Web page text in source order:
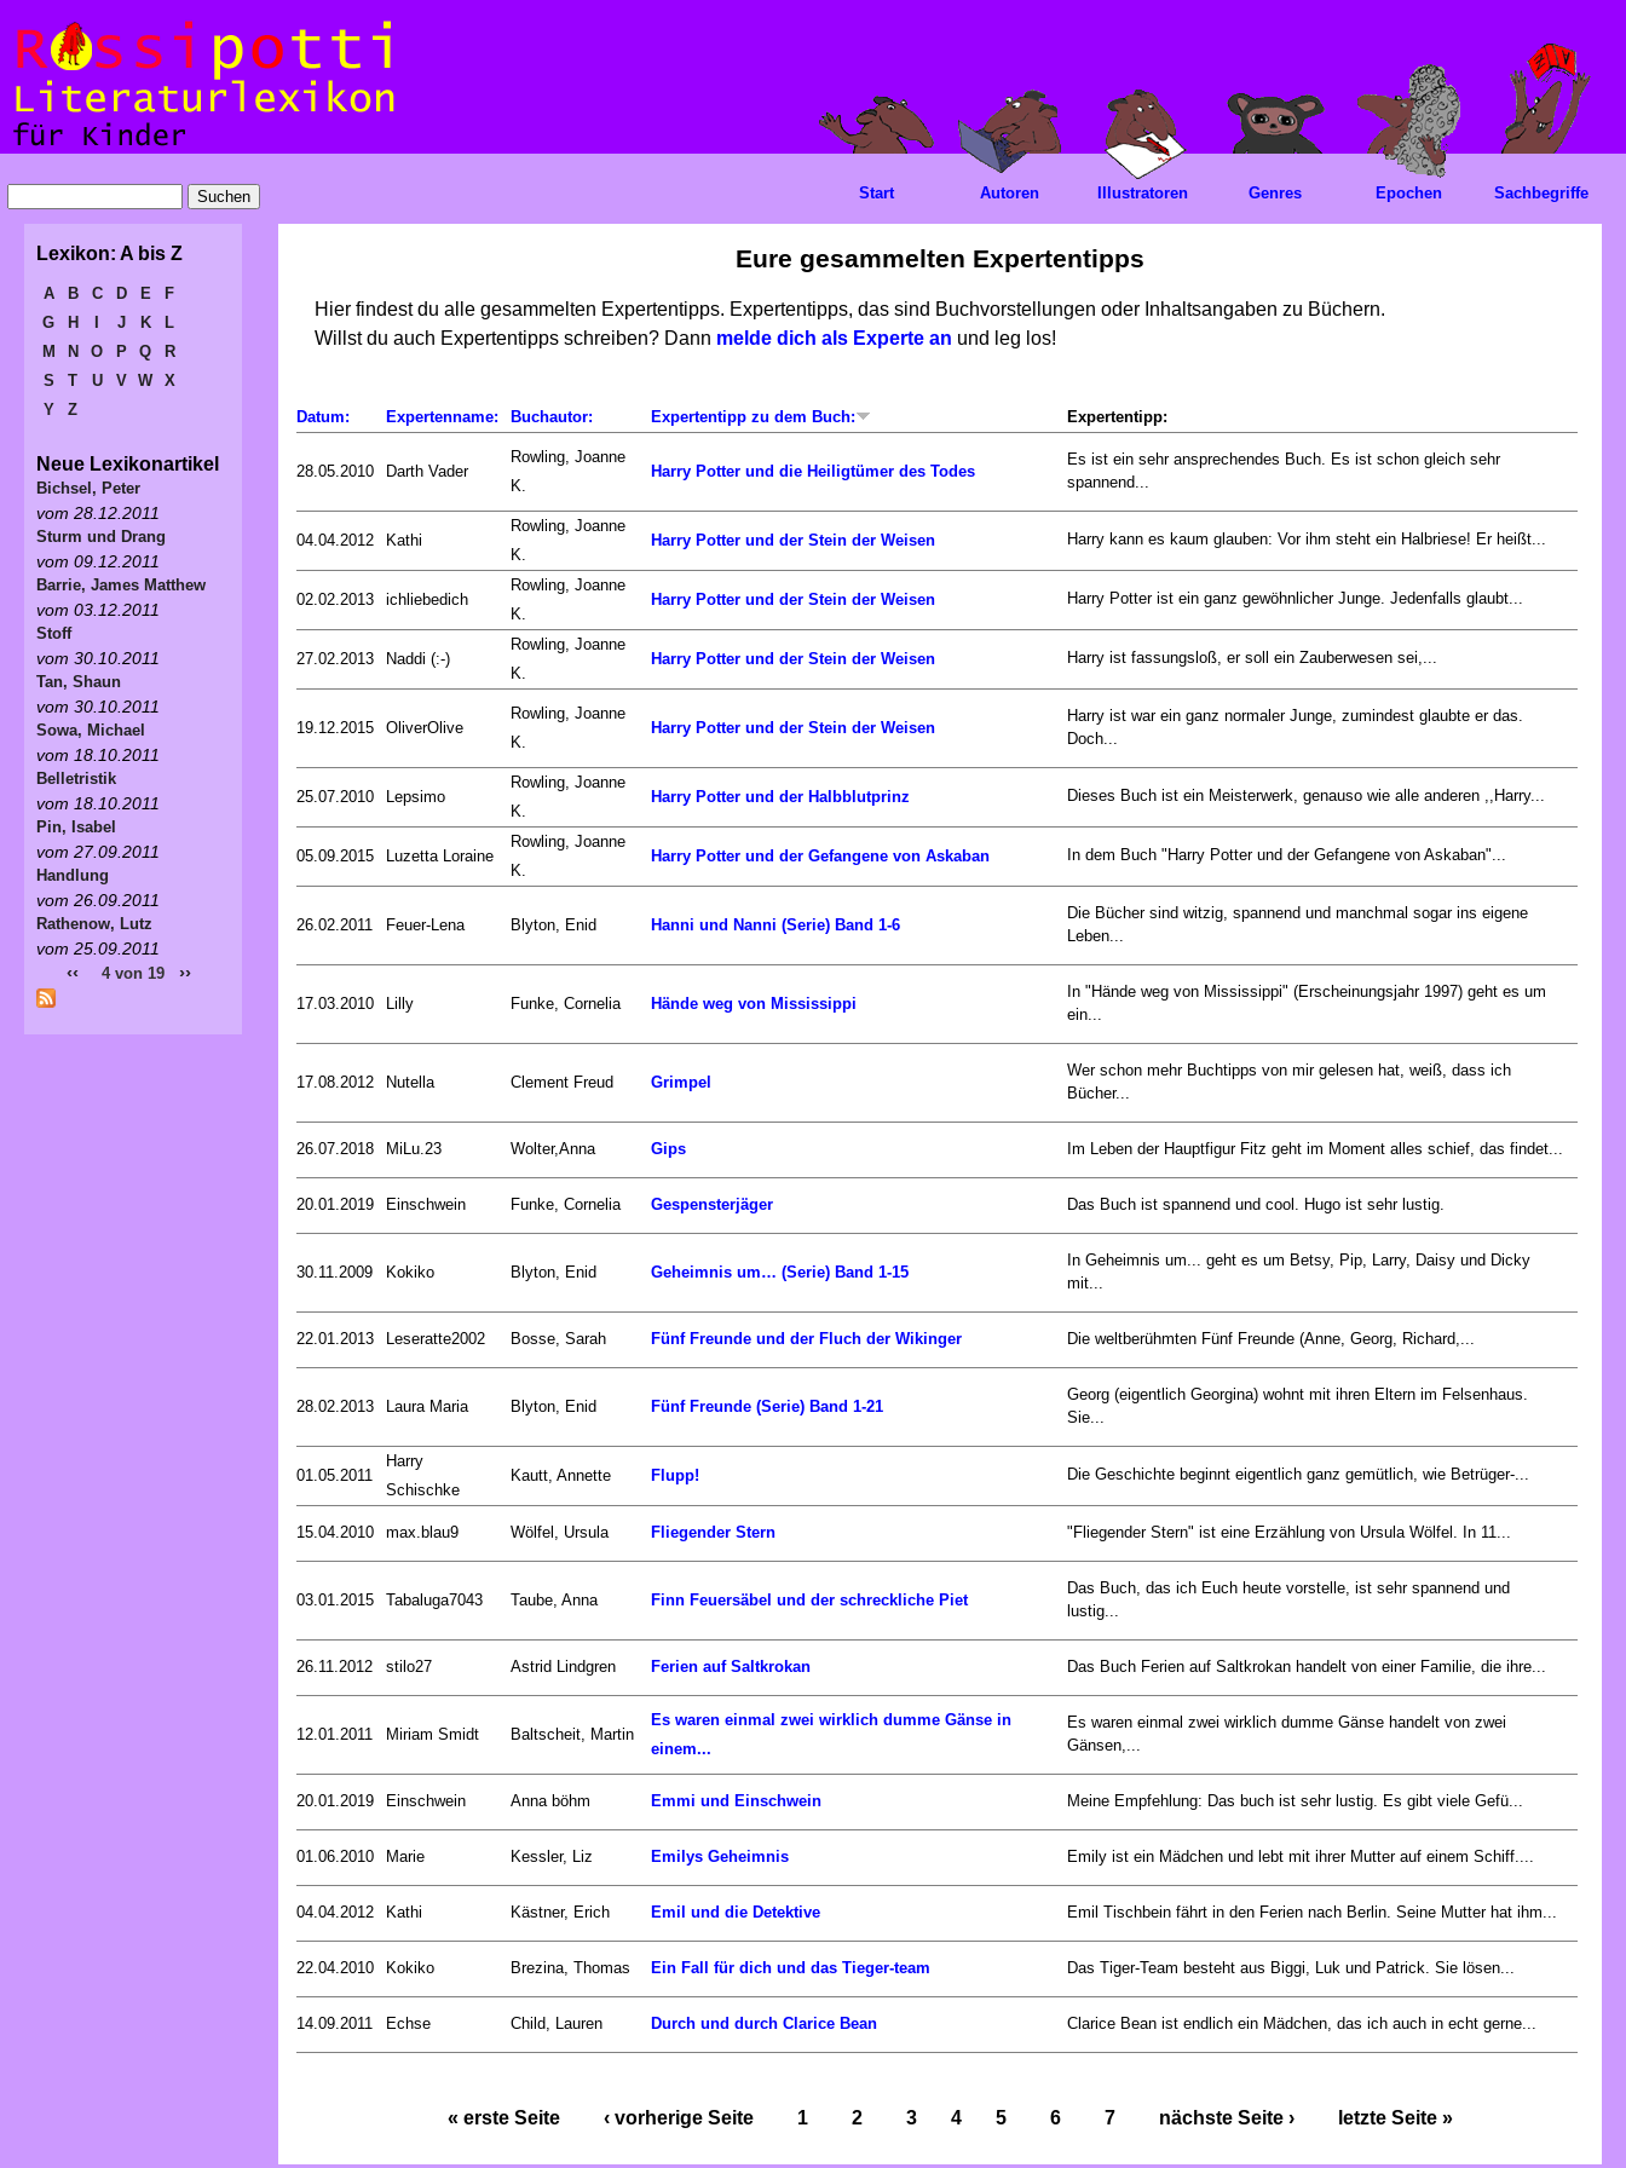
Eure gesammelten Expertentipps
Hier findest du alle gesammelten Expertentipps. Expertentipps, das sind Buchvorstellungen oder Inhaltsangaben zu Büchern.
Willst du auch Expertentipps schreiben? Dann melde dich als Experte an und leg los!
Datum: Expertenname: Buchautor: Expertentipp zu dem Buch: Expertentipp:
28.05.2010 Darth Vader
Rowling, Joanne
K.
Harry Potter und die Heiligtümer des Todes
Es ist ein sehr ansprechendes Buch. Es ist schon gleich sehr
spannend...
04.04.2012 Kathi
Rowling, Joanne
K.
Harry Potter und der Stein der Weisen Harry kann es kaum glauben: Vor ihm steht ein Halbriese! Er heißt...
02.02.2013 ichliebedich
Rowling, Joanne
K.
Harry Potter und der Stein der Weisen Harry Potter ist ein ganz gewöhnlicher Junge. Jedenfalls glaubt...
27.02.2013 Naddi (:-)
Rowling, Joanne
K.
Harry Potter und der Stein der Weisen Harry ist fassungsloß, er soll ein Zauberwesen sei,...
19.12.2015 OliverOlive
Rowling, Joanne
K.
Harry Potter und der Stein der Weisen
Harry ist war ein ganz normaler Junge, zumindest glaubte er das.
Doch...
25.07.2010 Lepsimo
Rowling, Joanne
K.
Harry Potter und der Halbblutprinz Dieses Buch ist ein Meisterwerk, genauso wie alle anderen ,,Harry...
05.09.2015 Luzetta Loraine
Rowling, Joanne
K.
Harry Potter und der Gefangene von Askaban In dem Buch "Harry Potter und der Gefangene von Askaban"...
26.02.2011 Feuer-Lena Blyton, Enid Hanni und Nanni (Serie) Band 1-6
Die Bücher sind witzig, spannend und manchmal sogar ins eigene
Leben...
17.03.2010 Lilly Funke, Cornelia Hände weg von Mississippi
In "Hände weg von Mississippi" (Erscheinungsjahr 1997) geht es um
ein...
17.08.2012 Nutella Clement Freud Grimpel
Wer schon mehr Buchtipps von mir gelesen hat, weiß, dass ich
Bücher...
26.07.2018 MiLu.23 Wolter,Anna Gips Im Leben der Hauptfigur Fitz geht im Moment alles schief, das findet...
20.01.2019 Einschwein Funke, Cornelia Gespensterjäger Das Buch ist spannend und cool. Hugo ist sehr lustig.
30.11.2009 Kokiko Blyton, Enid Geheimnis um… (Serie) Band 1-15
In Geheimnis um... geht es um Betsy, Pip, Larry, Daisy und Dicky
mit...
22.01.2013 Leseratte2002 Bosse, Sarah Fünf Freunde und der Fluch der Wikinger Die weltberühmten Fünf Freunde (Anne, Georg, Richard,...
28.02.2013 Laura Maria Blyton, Enid Fünf Freunde (Serie) Band 1-21
Georg (eigentlich Georgina) wohnt mit ihren Eltern im Felsenhaus.
Sie...
01.05.2011
Harry
Schischke
Kautt, Annette Flupp! Die Geschichte beginnt eigentlich ganz gemütlich, wie Betrüger-...
15.04.2010 max.blau9 Wölfel, Ursula Fliegender Stern "Fliegender Stern" ist eine Erzählung von Ursula Wölfel. In 11...
03.01.2015 Tabaluga7043 Taube, Anna Finn Feuersäbel und der schreckliche Piet
Das Buch, das ich Euch heute vorstelle, ist sehr spannend und
lustig...
26.11.2012 stilo27 Astrid Lindgren Ferien auf Saltkrokan Das Buch Ferien auf Saltkrokan handelt von einer Familie, die ihre...
12.01.2011 Miriam Smidt Baltscheit, Martin
Es waren einmal zwei wirklich dumme Gänse in
einem...
Es waren einmal zwei wirklich dumme Gänse handelt von zwei
Gänsen,...
20.01.2019 Einschwein Anna böhm Emmi und Einschwein Meine Empfehlung: Das buch ist sehr lustig. Es gibt viele Gefü...
01.06.2010 Marie Kessler, Liz Emilys Geheimnis Emily ist ein Mädchen und lebt mit ihrer Mutter auf einem Schiff....
04.04.2012 Kathi Kästner, Erich Emil und die Detektive Emil Tischbein fährt in den Ferien nach Berlin. Seine Mutter hat ihm...
22.04.2010 Kokiko Brezina, Thomas Ein Fall für dich und das Tieger-team Das Tiger-Team besteht aus Biggi, Luk und Patrick. Sie lösen...
14.09.2011 Echse Child, Lauren Durch und durch Clarice Bean Clarice Bean ist endlich ein Mädchen, das ich auch in echt gerne...
« erste Seite ‹ vorherige Seite 1 2 3 4 5 6 7 nächste Seite › letzte Seite »
Start Autoren Illustratoren Genres Epochen Sachbegriffe
Lexikon: A bis Z
A B C D E
F
G
H J K
L
M
N O P Q
R
S
T U V W
X
Y
Z
Neue Lexikonartikel
Bichsel, Peter
vom 28.12.2011
Sturm und Drang
vom 09.12.2011
Barrie, James Matthew
vom 03.12.2011
Stoff
vom 30.10.2011
Tan, Shaun
vom 30.10.2011
Sowa, Michael
vom 18.10.2011
Belletristik
vom 18.10.2011
Pin, Isabel
vom 27.09.2011
Handlung
vom 26.09.2011
Rathenow, Lutz
vom 25.09.2011
‹‹ 4 von 19 ››